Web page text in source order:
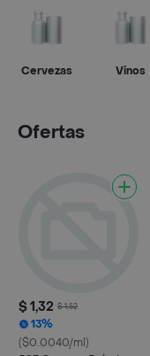
Cervezas Vinos
Ofertas
$ 1,32 $ 1,52
13%
($0.0040/ml)